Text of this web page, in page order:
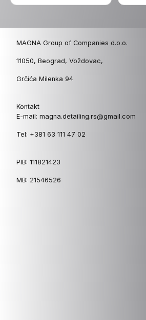
MAGNA Group of Companies d.o.o.
11050, Beograd, Voždovac,
Grčića Milenka 94
Kontakt
E-mail: magna.detailing.rs@gmail.com
Tel: +381 63 111 47 02
PIB: 111821423
MB: 21546526